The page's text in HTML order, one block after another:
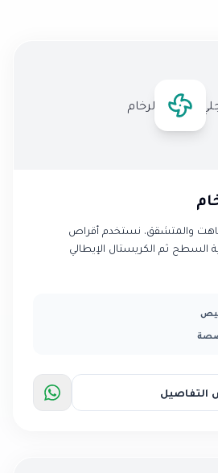
والمتشقق. نستخدم أقراص
السطح ثم الكريستال الإيطالي
التفاصيل